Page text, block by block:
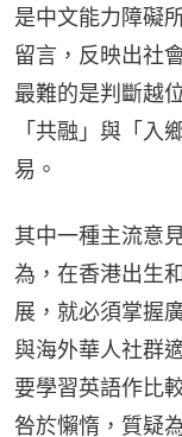
是中文能力障礙
留言，反映出社
最難的是判斷越
「共融」與「入
易。
其中一種主流意
為，在香港出生
展，就必須掌握
與海外華人社群
要學習英語作比
咎於懶惰，質疑